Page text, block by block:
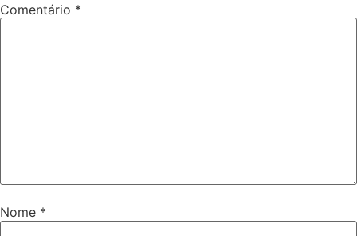
Comentário *
Nome *